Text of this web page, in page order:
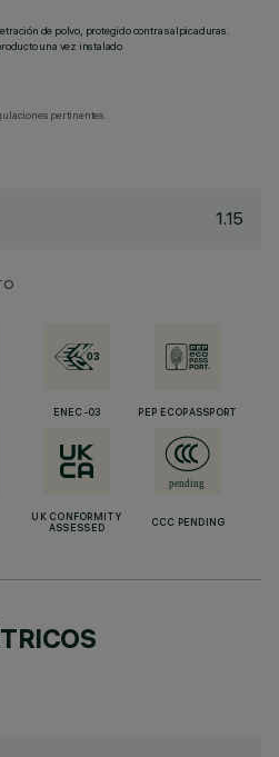
de polvo, protegido contra salpicaduras.
una vez instalado
pertinentes.
1.15
ENEC-03 PEP ECOPASSPORT
UK CONFORMITY
ASSESSED
CCC PENDING